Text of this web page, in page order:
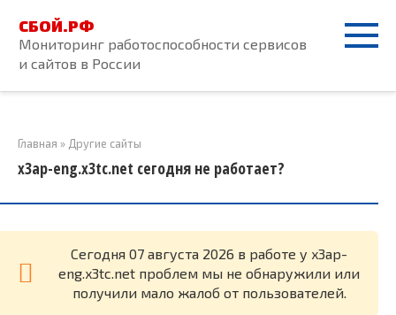
контенту
СБОЙ.РФ
Мониторинг работоспособности сервисов
и сайтов в России
Главная » Другие сайты
x3ap-eng.x3tc.net сегодня не работает?
Cегодня 07 августа 2026 в работе у x3ap-
eng.x3tc.net проблем мы не обнаружили или
получили мало жалоб от пользователей.